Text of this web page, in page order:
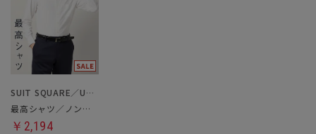
SUIT SQUARE／UNIVERSAL LANGUAGE
最高シャツ／ノンアイロンジャージードレスシャツ
￥2,194